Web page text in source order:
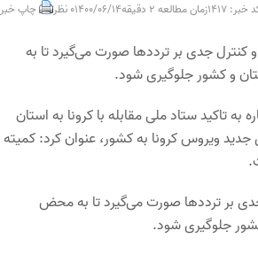
خبر: 1417 زمان مطالعه 2 دقیقه 1400/06/140 نظر چاپ خبر
کنترل جدی بر ترددها صورت می‌گیرد تا به
و کشور جلوگیری شود.
تاکید ستاد ملی مقابله با کرونا به استان
ویروس کرونا به کشور، عنوان کرد: کمیته
جدی بر ترددها صورت می‌گیرد تا به محض
جلوگیری شود.